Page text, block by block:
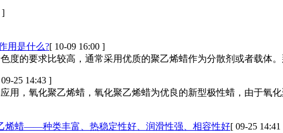
]
用是什么?[ 10-09 16:00 ]
度的要求比较高，通常采用优质的聚乙烯蜡作为分散剂或者载体
25 14:43 ]
用，氧化聚乙烯蜡，氧化聚乙烯蜡为优良的新型极性蜡，由于氧
烯蜡——种类丰富、热稳定性好、润滑性强、相容性好[ 09-25 14:41